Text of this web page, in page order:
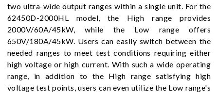
two ultra-wide output ranges within a single unit. For the
62450D-2000HL model, the High range provides
2000V/60A/45kW, while the Low range offers
650V/180A/45kW. Users can easily switch between the
needed ranges to meet test conditions requiring either
high voltage or high current. With such a wide operating
range, in addition to the High range satisfying high
voltage test points, users can even utilize the Low range's